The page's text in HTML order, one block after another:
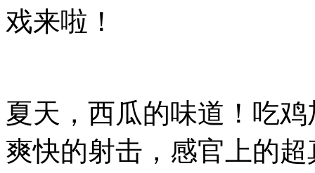
戏来啦！
夏天，西瓜的味道！吃
爽快的射击，感官上的